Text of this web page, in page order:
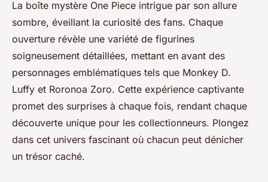
La boîte mystère One Piece intrigue par son allure
sombre, éveillant la curiosité des fans. Chaque
ouverture révèle une variété de figurines
soigneusement détaillées, mettant en avant des
personnages emblématiques tels que Monkey D.
Luffy et Roronoa Zoro. Cette expérience captivante
promet des surprises à chaque fois, rendant chaque
découverte unique pour les collectionneurs. Plongez
dans cet univers fascinant où chacun peut dénicher
un trésor caché.